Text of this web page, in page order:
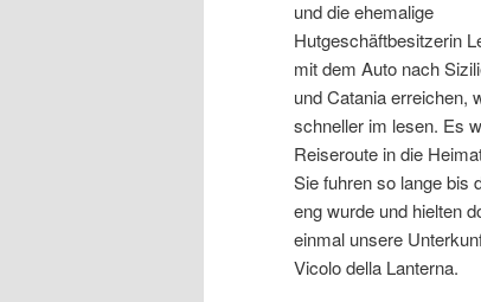
und die ehemalige
Hutgeschäftbesitzerin
mit dem Auto nach
und Catania erreichen,
schneller im lesen. Es
Reiseroute in die
Sie fuhren so lange bis
eng wurde und hielten
einmal unsere
Vicolo della Lanterna.